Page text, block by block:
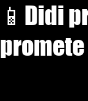
📱Didi